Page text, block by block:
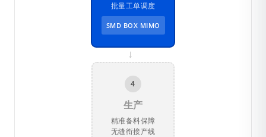
批量工单调度
SMD BOX MIMO
→
4
生产
精准备料保障
无缝衔接产线